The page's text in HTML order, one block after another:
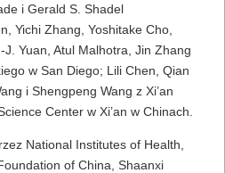
i Gerald S. Shadel
Yichi Zhang, Yoshitake Cho,
Yuan, Atul Malhotra, Jin Zhang
w San Diego; Lili Chen, Qian
i Shengpeng Wang z Xi’an
Center w Xi’an w Chinach.
National Institutes of Health,
of China, Shaanxi